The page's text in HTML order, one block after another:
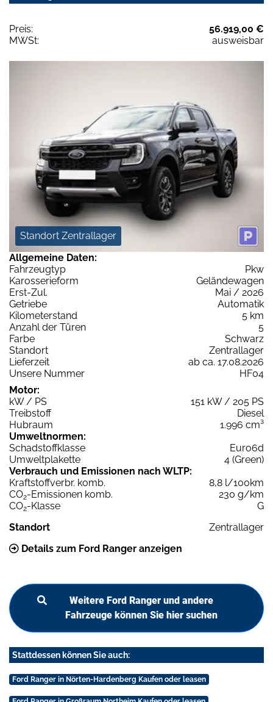
Preis:
56.919,00 €
MWSt:
ausweisbar
Standort Zentrallager
Allgemeine Daten:
Fahrzeugtyp
Pkw
Karosserieform
Geländewagen
Erst-Zul.
Mai / 2026
Getriebe
Automatik
Kilometerstand
5 km
Anzahl der Türen
5
Farbe
Schwarz
Standort
Zentrallager
Lieferzeit
ab ca. 17.08.2026
Unsere Nummer
HF04
Motor:
kW / PS
151 kW / 205 PS
Treibstoff
Diesel
Hubraum
1.996 cm³
Umweltnormen:
Schadstoffklasse
Euro6d
Umweltplakette
4 (Green)
Verbrauch und Emissionen nach WLTP:
Kraftstoffverbr. komb.
8,8 l/100km
CO2-Emissionen komb.
230 g/km
CO2-Klasse
G
Standort
Zentrallager
Details zum Ford Ranger anzeigen
Weitere Ford Ranger und andere
Fahrzeuge können Sie hier suchen
Stattdessen können Sie auch:
Ford Ranger in Nörten-Hardenberg Kaufen oder leasen